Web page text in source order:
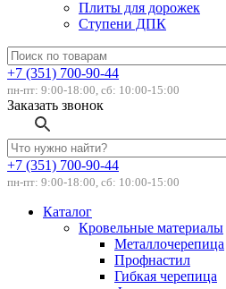
Плиты для дорожек
Ступени ДПК
+7 (351) 700-90-44
пн-пт: 9:00-18:00, сб: 10:00-15:00
Заказать звонок
+7 (351) 700-90-44
пн-пт: 9:00-18:00, сб: 10:00-15:00
Каталог
Кровельные материалы
Металлочерепица
Профнастил
Гибкая черепица